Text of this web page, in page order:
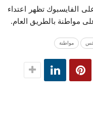
الفايسبوك تظهر اعتداء
مواطنة بالطريق العام.
مواطنة